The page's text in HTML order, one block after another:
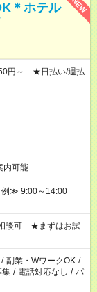
NEW
＊ホテル
円～ ★日払い/週払
可能
相談可 ★まずはお試
/ 副業・WワークOK /
集 / 電話対応なし / パ